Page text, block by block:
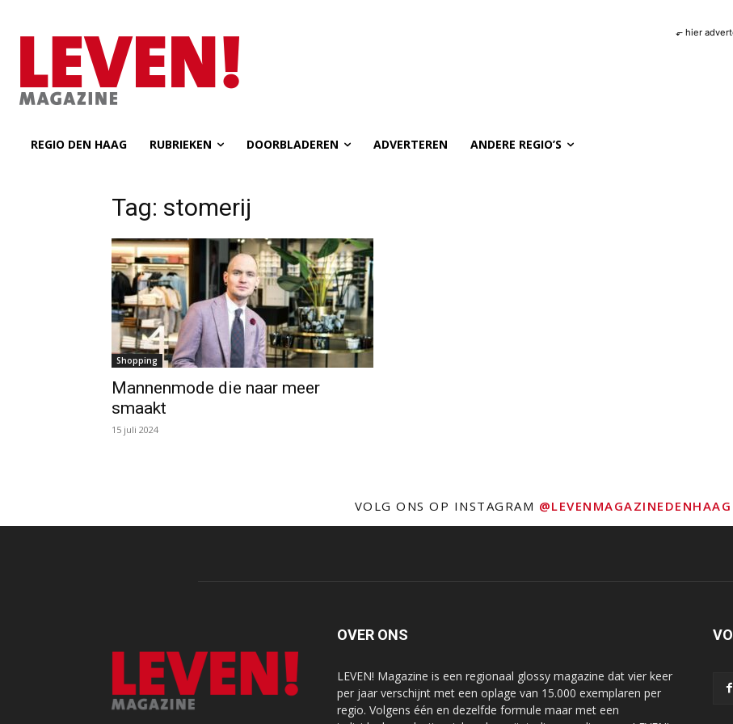
⬐ hier
REGIO DEN HAAG RUBRIEKEN DOORBLADEREN ADVERTEREN ANDERE REGIO’S
Tag: stomerij
Shopping
Mannenmode die naar meer
smaakt
15 juli 2024
VOLG ONS OP INSTAGRAM @LEVENMAGAZINEDENHAAG
OVER ONS
LEVEN! Magazine is een regionaal glossy magazine dat vier keer
per jaar verschijnt met een oplage van 15.000 exemplaren per
regio. Volgens één en dezelfde formule maar met een